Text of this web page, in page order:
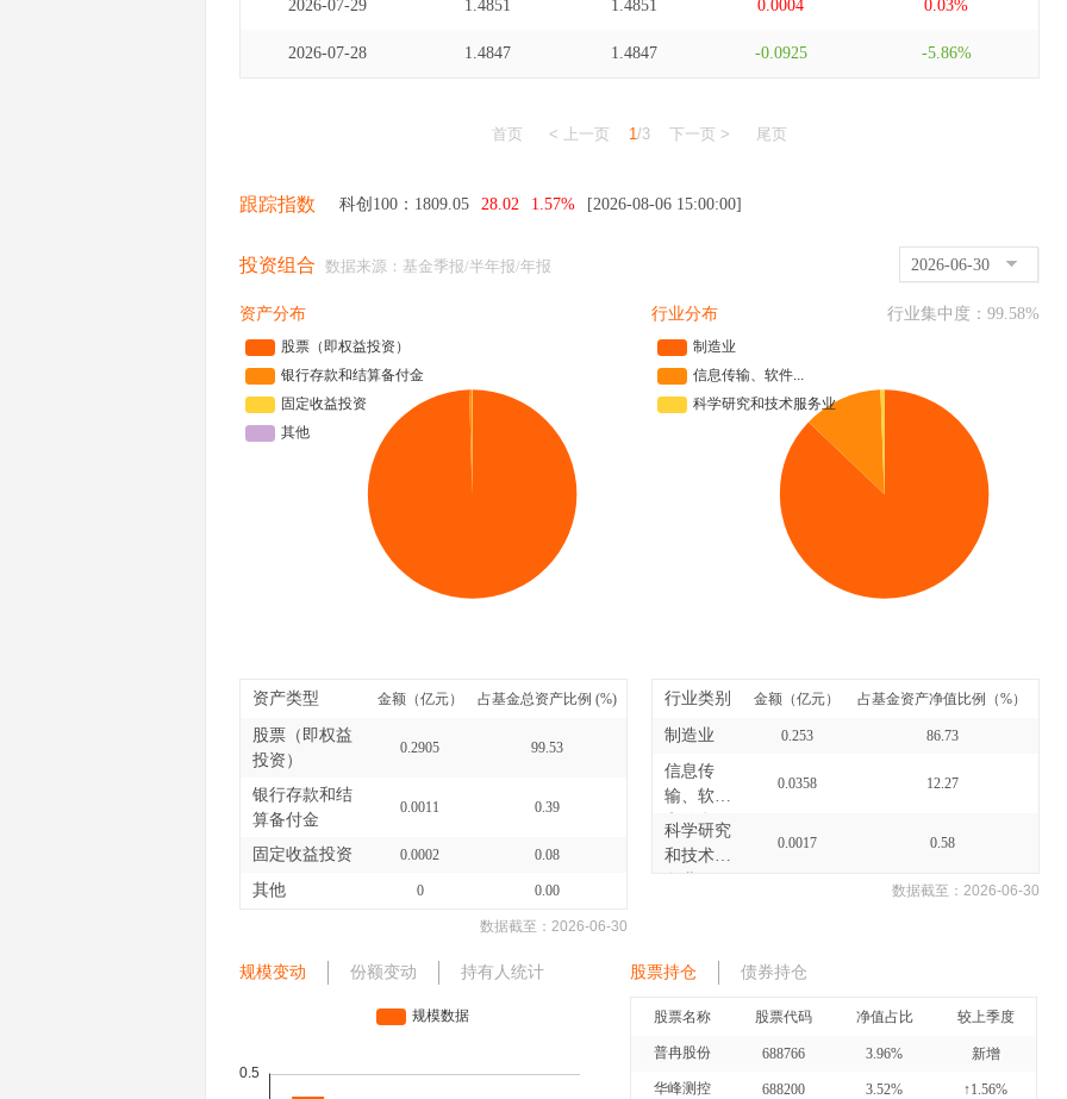
2026-07-29 1.4851 1.4851 0.0004 0.03%
2026-07-28 1.4847 1.4847 -0.0925 -5.86%
首页 < 上一页 1/3 下一页 > 尾页
跟踪指数 科创100： 1809.05 28.02 1.57% [2026-08-06 15:00:00]
投资组合 数据来源：基金季报/半年报/年报 2026-06-30
资产分布
资产类型 金额（亿元） 占基金总资产比例 (%)
股票（即权益
投资）
0.2905 99.53
银行存款和结
算备付金
0.0011 0.39
固定收益投资 0.0002 0.08
其他 0 0.00
数据截至： 2026-06-30
行业分布 行业集中度： 99.58%
行业类别 金额（亿元） 占基金资产净值比例（%）
制造业 0.253 86.73
信息传
输、软件
和信息
技...
0.0358 12.27
科学研究
和技术服
0.0017 0.58
数据截至： 2026-06-30
规模变动 份额变动 持有人统计 股票持仓 债券持仓
股票名称 股票代码 净值占比 较上季度
普冉股份 688766 3.96% 新增
华峰测控 688200 3.52% ↑1.56%